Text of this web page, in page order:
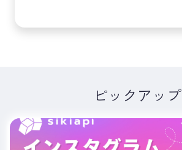
ピックアップ